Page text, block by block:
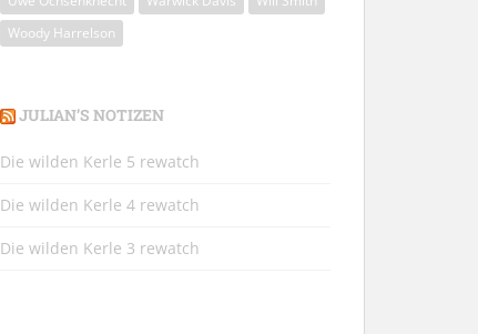
Woody Harrelson
JULIAN’S NOTIZEN
Die wilden Kerle 5 rewatch
Die wilden Kerle 4 rewatch
Die wilden Kerle 3 rewatch